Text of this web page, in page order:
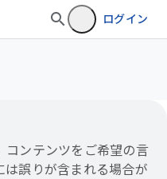
ログイン
ンテンツをご希望の言
は誤りが含まれる場合が